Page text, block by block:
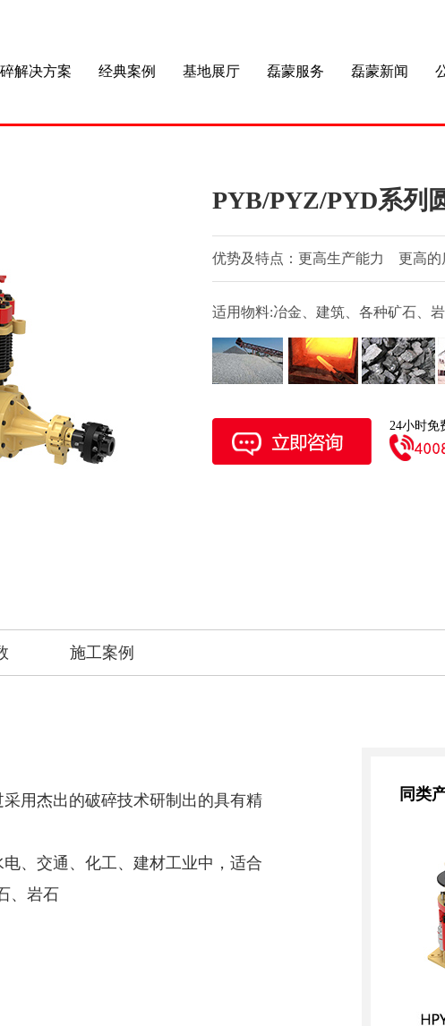
解决方案 经典案例 基地展厅 磊蒙服务 磊蒙新闻
PYB/PYZ/PYD系列
优势及特点：更高生产能力 更高
适用物料:冶金、建筑、各种矿石、
24小时免
施工案例
用杰出的破碎技术研制出的具有精
、交通、化工、建材工业中，适合
、岩石
同类